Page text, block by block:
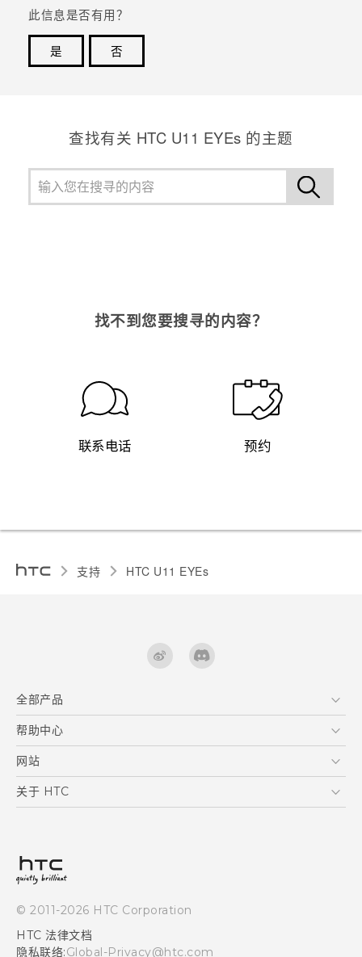
此信息是否有用？
是
否
查找有关 HTC U11 EYEs 的主题
找不到您要搜寻的内容？
联系电话 预约
支持 HTC U11 EYEs‎
全部产品
区块链智能手机
VIVE
帮助中心
在线客服
支援与服务
产品保固说明
网站
HTC Dev
关于 HTC
投资人
产品安全
加入HTC
© 2011-2026 HTC Corporation
HTC 法律文档
隐私联络:Global-Privacy@htc.com